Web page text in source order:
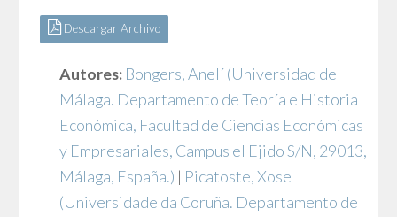
Descargar Archivo
Autores: Bongers, Anelí(Universidad de
Málaga. Departamento de Teoría e Historia
Económica, Facultad de Ciencias Económicas
y Empresariales, Campus el Ejido S/N, 29013,
Málaga, España.) | Picatoste, Xose
(Universidade da Coruña. Departamento de